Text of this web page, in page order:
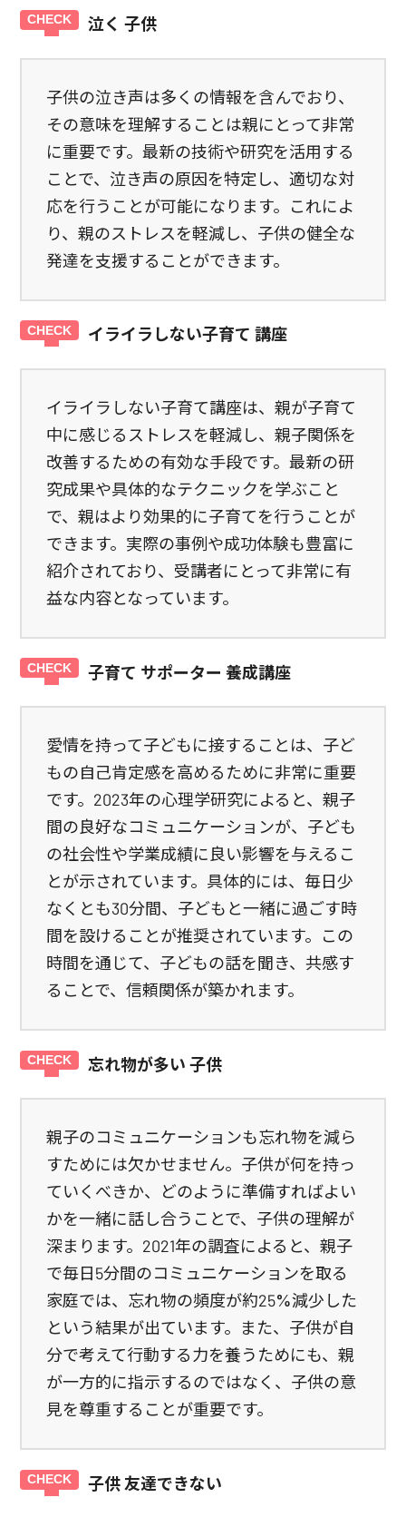
泣く 子供
子供の泣き声は多くの情報を含んでおり、
その意味を理解することは親にとって非常
に重要です。最新の技術や研究を活用する
ことで、泣き声の原因を特定し、適切な対
応を行うことが可能になります。これによ
り、親のストレスを軽減し、子供の健全な
発達を支援することができます。
イライラしない子育て 講座
イライラしない子育て講座は、親が子育て
中に感じるストレスを軽減し、親子関係を
改善するための有効な手段です。最新の研
究成果や具体的なテクニックを学ぶこと
で、親はより効果的に子育てを行うことが
できます。実際の事例や成功体験も豊富に
紹介されており、受講者にとって非常に有
益な内容となっています。
子育て サポーター 養成講座
愛情を持って子どもに接することは、子ど
もの自己肯定感を高めるために非常に重要
です。2023年の心理学研究によると、親子
間の良好なコミュニケーションが、子ども
の社会性や学業成績に良い影響を与えるこ
とが示されています。具体的には、毎日少
なくとも30分間、子どもと一緒に過ごす時
間を設けることが推奨されています。この
時間を通じて、子どもの話を聞き、共感す
ることで、信頼関係が築かれます。
忘れ物が多い 子供
親子のコミュニケーションも忘れ物を減ら
すためには欠かせません。子供が何を持っ
ていくべきか、どのように準備すればよい
かを一緒に話し合うことで、子供の理解が
深まります。2021年の調査によると、親子
で毎日5分間のコミュニケーションを取る
家庭では、忘れ物の頻度が約25%減少した
という結果が出ています。また、子供が自
分で考えて行動する力を養うためにも、親
が一方的に指示するのではなく、子供の意
見を尊重することが重要です。
子供 友達できない